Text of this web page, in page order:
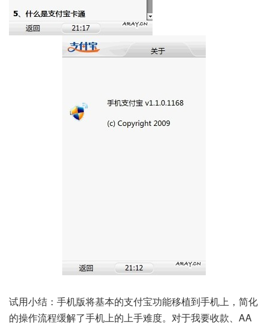
试用小结：手机版将基本的支付宝功能移植到手机上，简化
的操作流程缓解了手机上的上手难度。对于我要收款、AA